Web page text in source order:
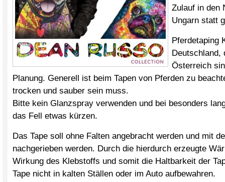
Zulauf in den
Ungarn statt
Pferdetaping
Deutschland,
Österreich
Planung. Generell ist beim Tapen von Pferden zu
trocken und sauber sein muss.
Bitte kein Glanzspray verwenden und bei besonders
das Fell etwas kürzen.
Das Tape soll ohne Falten angebracht werden und mit
nachgerieben werden. Durch die hierdurch erzeugte
Wirkung des Klebstoffs und somit die Haltbarkeit der
Tape nicht in kalten Ställen oder im Auto aufbewahren.